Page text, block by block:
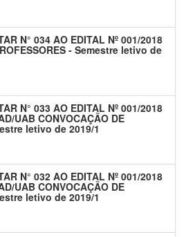
N° 034 AO EDITAL Nº 001/2018
- Semestre letivo de
N° 033 AO EDITAL Nº 001/2018
UAB CONVOCAÇÃO DE
letivo de 2019/1
N° 032 AO EDITAL Nº 001/2018
UAB CONVOCAÇÃO DE
letivo de 2019/1